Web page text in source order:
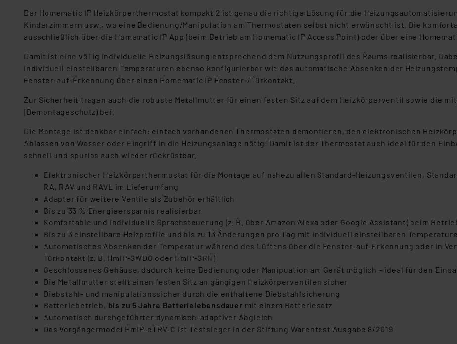
Der Homematic IP Heizkörperthermostat kompakt 2 ist genau die richtige Lösung für die
Kinderzimmern usw., wo eine Bedienung/Manipulation am Thermostaten selbst nicht erwünscht ist. Die
ausschließlich über die Homematic IP App (beim Betrieb am Homematic IP Access Point) oder über eine
Damit ist eine völlig individuelle Heizungslösung entsprechend dem Nutzungsprofil des Raums realisierbar.
individuell einstellbaren Temperaturen ebenso konfigurierbar wie das automatische Absenken der
Fenster-auf-Erkennung über einen Homematic IP Fenster-/Türkontakt.
Zur Sicherheit tragen auch die robuste Metallmutter für einen festen Sitz auf dem Heizkörperventil sowie die
(Demontageschutz) bei.
Die Montage ist denkbar einfach: einfach vorhandenen Thermostaten demontieren, den elektronischen
Ablassen von Wasser oder Eingriff in die Heizungsanlage nötig! Damit ist der Thermostat auch ideal für den
schnell und spurlos auch wieder rückrüstbar.
Elektronischer Heizkörperthermostat für die Montage auf nahezu allen Standard-Heizungsventilen,
RA, RAV und RAVL im Lieferumfang
Adapter für weitere Ventile als Zubehör erhältlich
Bis zu 33 % Energieersparnis realisierbar
Komfortable und individuelle Sprachsteuerung (z. B. über Amazon Alexa oder Google Assistant) beim
Bis zu 3 einstellbare Heizprofile und bis zu 13 Änderungen pro Tag mit individuell einstellbaren
Automatisches Absenken der Temperatur während des Lüftens über die Fenster-auf-Erkennung oder in
Türkontakt (z. B. HmIP-SWDO oder HmIP-SRH)
Geschlossenes Gehäuse, dadurch keine Bedienung oder Manipuation am Gerät möglich – ideal für den
Die Metallmutter stellt einen festen Sitz an gängigen Heizkörperventilen sicher
Diebstahl- und manipulationssicher durch die enthaltene Diebstahlsicherung
Batteriebetrieb, bis zu 5 Jahre Batterielebensdauer mit einem Batteriesatz
Automatisch durchgeführter dynamisch-adaptiver Abgleich
Das Vorgängermodel HmIP-eTRV-C ist Testsieger in der Stiftung Warentest Ausgabe 8/2019